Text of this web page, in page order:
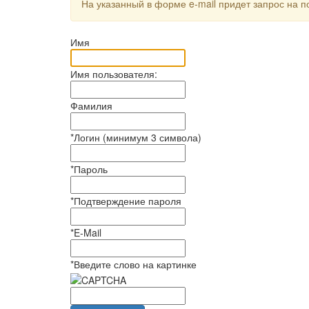
На указанный в форме e-mail придет запрос на
Имя
Имя пользователя:
Фамилия
*Логин (минимум 3 символа)
*Пароль
*Подтверждение пароля
*E-Mail
*Введите слово на картинке